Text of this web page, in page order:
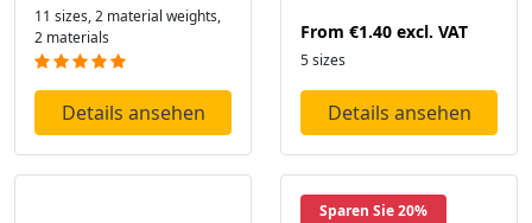
11 sizes, 2 material weights,
2 materials
Details ansehen
From €1.40 excl. VAT
5 sizes
Details ansehen
Sparen Sie 20%